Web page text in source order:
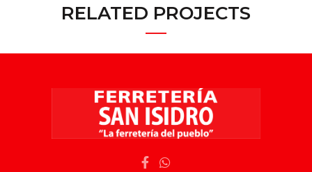
RELATED PROJECTS